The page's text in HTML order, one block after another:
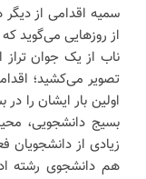
از روزهایی می‌گوید
ناب از یک جوان تراز
تصویر می‌کشید؛
اولین بار ایشان را
بسیج دانشجویی،
زیادی از
هم دانشجوی رشته